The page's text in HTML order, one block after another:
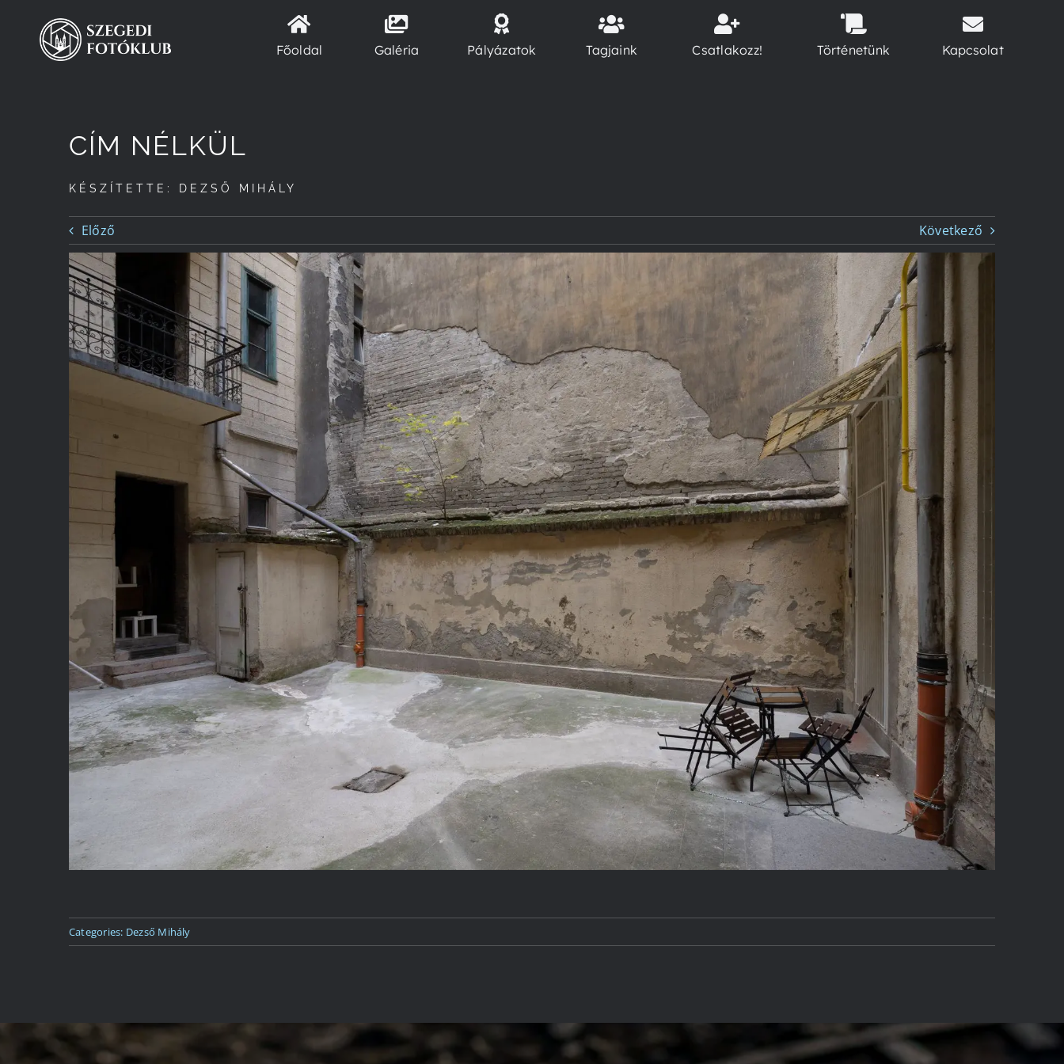
Kihagyás
Főoldal Galéria Pályázatok Tagjaink Csatlakozz! Történetünk Kapcsolat
CÍM NÉLKÜL
KÉSZÍTETTE: DEZSŐ MIHÁLY
Előző Következő
Categories: Dezső Mihály